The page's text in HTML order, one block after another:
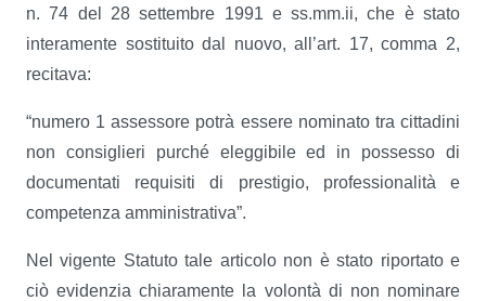
n. 74 del 28 settembre 1991 e ss.mm.ii, che è stato
interamente sostituito dal nuovo, all’art. 17, comma 2,
recitava:
“numero 1 assessore potrà essere nominato tra cittadini
non consiglieri purché eleggibile ed in possesso di
documentati requisiti di prestigio, professionalità e
competenza amministrativa”.
Nel vigente Statuto tale articolo non è stato riportato e
ciò evidenzia chiaramente la volontà di non nominare